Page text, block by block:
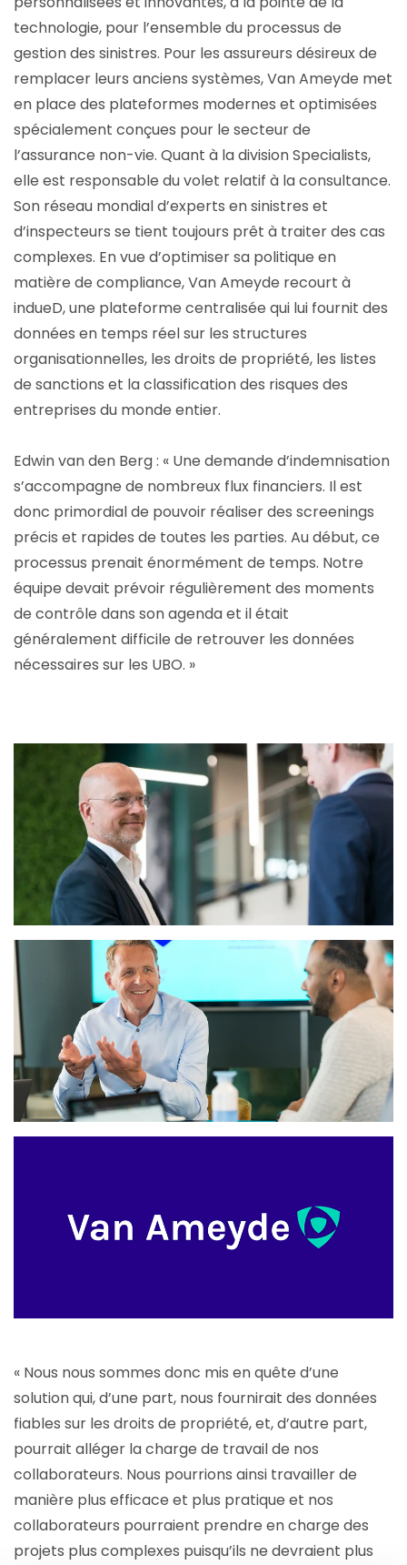
technologie, pour l’ensemble du processus de
gestion des sinistres. Pour les assureurs désireux de
remplacer leurs anciens systèmes, Van Ameyde met
en place des plateformes modernes et optimisées
spécialement conçues pour le secteur de
l’assurance non-vie. Quant à la division Specialists,
elle est responsable du volet relatif à la consultance.
Son réseau mondial d’experts en sinistres et
d’inspecteurs se tient toujours prêt à traiter des cas
complexes. En vue d’optimiser sa politique en
matière de compliance, Van Ameyde recourt à
indueD, une plateforme centralisée qui lui fournit des
données en temps réel sur les structures
organisationnelles, les droits de propriété, les listes
de sanctions et la classification des risques des
entreprises du monde entier.
Edwin van den Berg : « Une demande d’indemnisation
s’accompagne de nombreux flux financiers. Il est
donc primordial de pouvoir réaliser des screenings
précis et rapides de toutes les parties. Au début, ce
processus prenait énormément de temps. Notre
équipe devait prévoir régulièrement des moments
de contrôle dans son agenda et il était
généralement difficile de retrouver les données
nécessaires sur les UBO. »
« Nous nous sommes donc mis en quête d’une
solution qui, d’une part, nous fournirait des données
fiables sur les droits de propriété, et, d’autre part,
pourrait alléger la charge de travail de nos
collaborateurs. Nous pourrions ainsi travailler de
manière plus efficace et plus pratique et nos
collaborateurs pourraient prendre en charge des
projets plus complexes puisqu’ils ne devraient plus